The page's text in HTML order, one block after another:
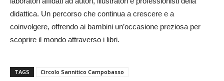
didattica. Un percorso che continua a crescere e a
coinvolgere, offrendo ai bambini un’occasione preziosa per
scoprire il mondo attraverso i libri.
TAGS Circolo Sannitico Campobasso